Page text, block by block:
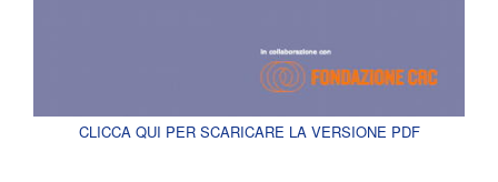
CLICCA QUI PER SCARICARE LA VERSIONE PDF